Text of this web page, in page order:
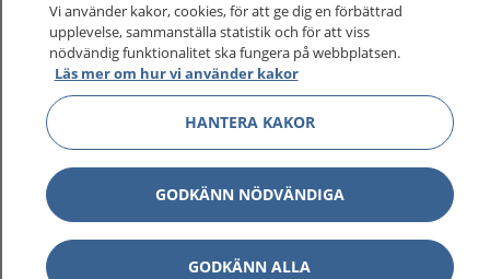
Vi använder kakor, cookies, för att ge dig en förbättrad
upplevelse, sammanställa statistik och för att viss
nödvändig funktionalitet ska fungera på webbplatsen.
Läs mer om hur vi använder kakor
HANTERA KAKOR
GODKÄNN NÖDVÄNDIGA
GODKÄNN ALLA